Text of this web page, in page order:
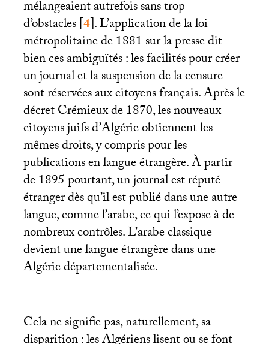
mélangeaient autrefois sans trop
d’obstacles[4]. L’application de la loi
métropolitaine de 1881 sur la presse dit
bien ces ambiguïtés : les facilités pour créer
un journal et la suspension de la censure
sont réservées aux citoyens français. Après le
décret Crémieux de 1870, les nouveaux
citoyens juifs d’Algérie obtiennent les
mêmes droits, y compris pour les
publications en langue étrangère. À partir
de 1895 pourtant, un journal est réputé
étranger dès qu’il est publié dans une autre
langue, comme l’arabe, ce qui l’expose à de
nombreux contrôles. L’arabe classique
devient une langue étrangère dans une
Algérie départementalisée.
Cela ne signifie pas, naturellement, sa